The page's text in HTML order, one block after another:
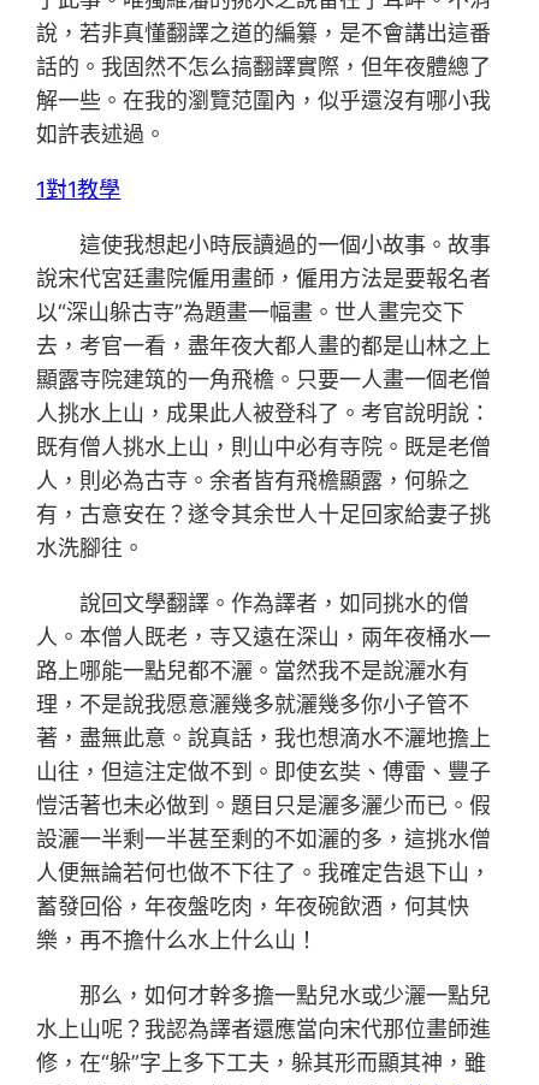
說，若非真懂翻譯之道的編纂，是不會講出這番
話的。我固然不怎么搞翻譯實際，但年夜體總了
解一些。在我的瀏覽范圍內，似乎還沒有哪小我
如許表述過。
1對1教學
這使我想起小時辰讀過的一個小故事。故事
說宋代宮廷畫院僱用畫師，僱用方法是要報名者
以“深山躲古寺”為題畫一幅畫。世人畫完交下
去，考官一看，盡年夜大都人畫的都是山林之上
顯露寺院建筑的一角飛檐。只要一人畫一個老僧
人挑水上山，成果此人被登科了。考官說明說：
既有僧人挑水上山，則山中必有寺院。既是老僧
人，則必為古寺。余者皆有飛檐顯露，何躲之
有，古意安在？遂令其余世人十足回家給妻子挑
水洗腳往。
說回文學翻譯。作為譯者，如同挑水的僧
人。本僧人既老，寺又遠在深山，兩年夜桶水一
路上哪能一點兒都不灑。當然我不是說灑水有
理，不是說我愿意灑幾多就灑幾多你小子管不
著，盡無此意。說真話，我也想滴水不灑地擔上
山往，但這注定做不到。即使玄奘、傅雷、豐子
愷活著也未必做到。題目只是灑多灑少而已。假
設灑一半剩一半甚至剩的不如灑的多，這挑水僧
人便無論若何也做不下往了。我確定告退下山，
蓄發回俗，年夜盤吃肉，年夜碗飲酒，何其快
樂，再不擔什么水上什么山！
那么，如何才幹多擔一點兒水或少灑一點兒
水上山呢？我認為譯者還應當向宋代那位畫師進
修，在“躲”字上多下工夫，躲其形而顯其神，雖